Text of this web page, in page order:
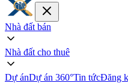
Nhà đất bán
Nhà đất cho thuê
Dự ánDự án 360°Tin tứcĐăng